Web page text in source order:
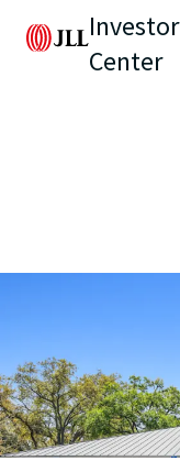
Investor
Center